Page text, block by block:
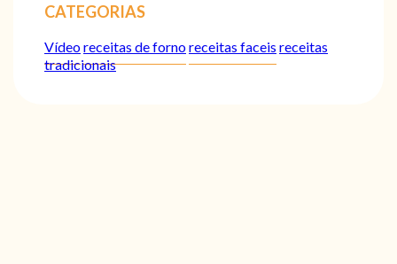
CATEGORIAS
Vídeoreceitas de fornoreceitas faceis receitas
tradicionais